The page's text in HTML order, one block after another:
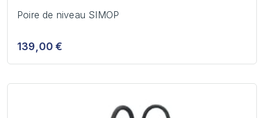
Poire de niveau SIMOP
139,00 €